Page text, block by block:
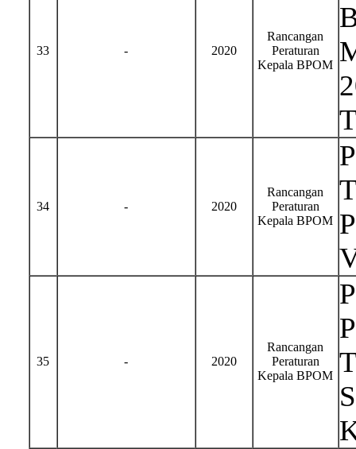
33 - 2020
Rancangan
Peraturan
Kepala BPOM
34 - 2020
Rancangan
Peraturan
Kepala BPOM
35 - 2020
Rancangan
Peraturan
Kepala BPOM